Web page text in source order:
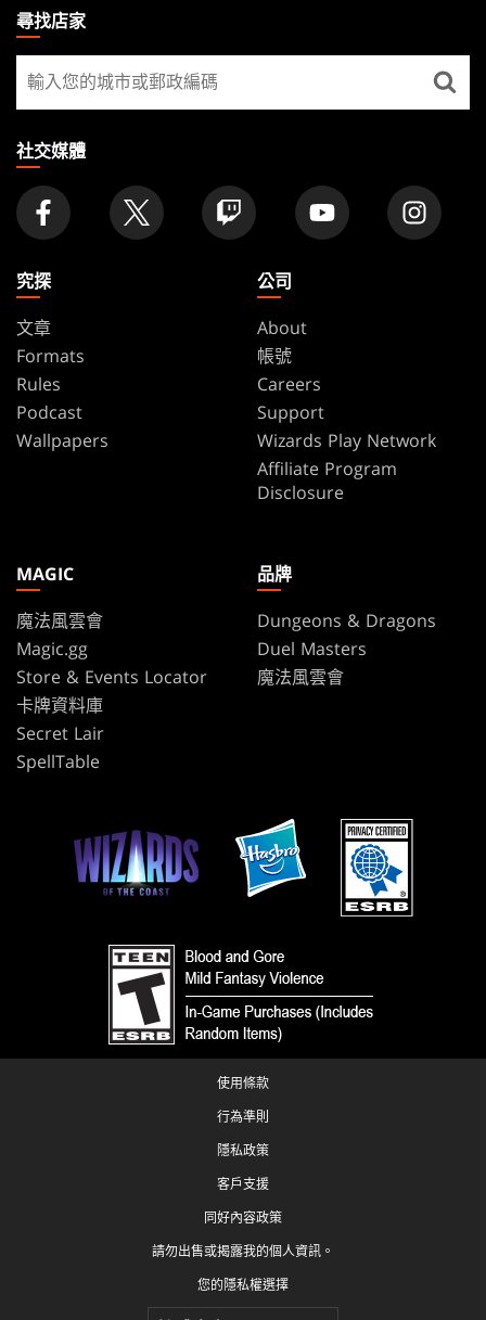
THE
GATHERING
FOOTER
尋找店家
尋
找
家
社交媒體
究探
文章
Formats
Rules
Podcast
Wallpapers
公司
About
帳號
Careers
Support
Wizards Play Network
Affiliate Program
Disclosure
MAGIC
魔法風雲會
Magic.gg
Store & Events Locator
卡牌資料庫
Secret Lair
SpellTable
品牌
Dungeons & Dragons
Duel Masters
魔法風雲會
使用條款
行為準則
隱私政策
客戶支援
同好內容政策
請勿出售或揭露我的個人資訊。
您的隱私權選擇